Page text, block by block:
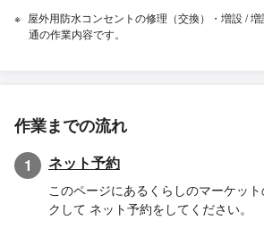
屋外用防水コンセントの修理（交換）・増設 /
通の作業内容です。
作業までの流れ
1 ネット予約
このページにあるくらしのマーケッ
クして ネット予約をしてください。